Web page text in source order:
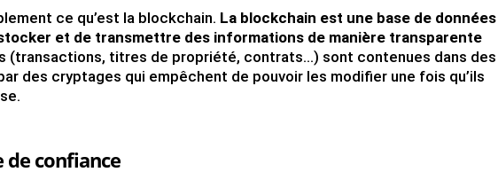
ce qu’est la blockchain. La blockchain est une base de données
et de transmettre des informations de manière transparente
(transactions, titres de propriété, contrats…) sont contenues dans des
des cryptages qui empêchent de pouvoir les modifier une fois qu’ils
de confiance